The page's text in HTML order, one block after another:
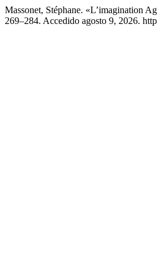
Massonet, Stéphane. «L’imagination
269–284. Accedido agosto 9, 2026.